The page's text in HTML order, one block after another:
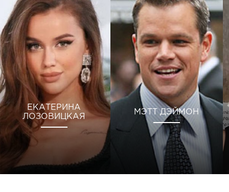
ЕКАТЕРИНА
ЛОЗОВИЦКАЯ
МЭТТ ДЭЙМОН